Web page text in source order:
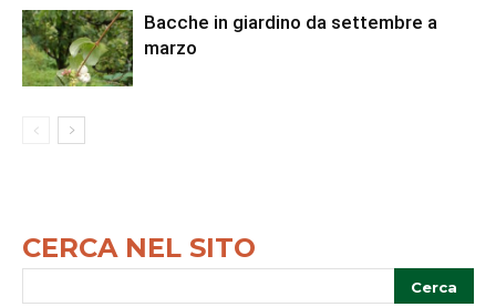
Bacche in giardino da settembre a
marzo
CERCA NEL SITO